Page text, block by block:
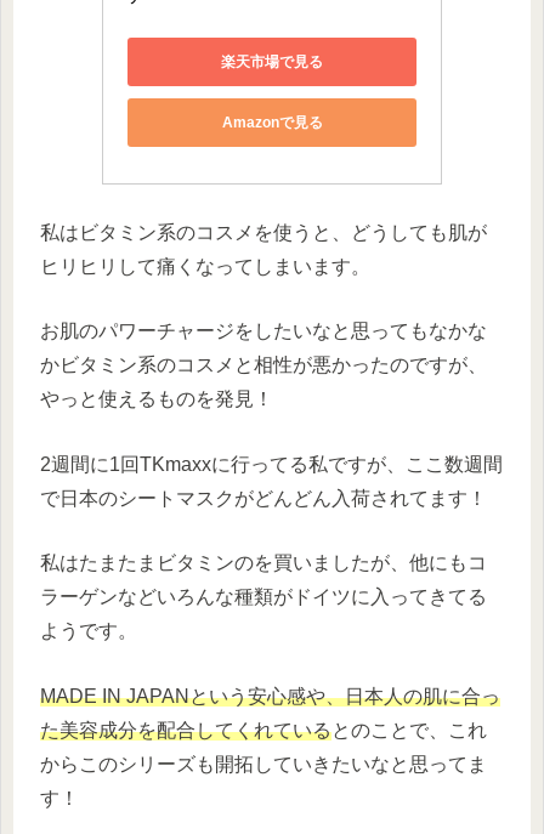
楽天市場で見る
Amazonで見る
私はビタミン系のコスメを使うと、どうしても肌が
ヒリヒリして痛くなってしまいます。
お肌のパワーチャージをしたいなと思ってもなかな
かビタミン系のコスメと相性が悪かったのですが、
やっと使えるものを発見！
2週間に1回TKmaxxに行ってる私ですが、ここ数週間
で日本のシートマスクがどんどん入荷されてます！
私はたまたまビタミンのを買いましたが、他にもコ
ラーゲンなどいろんな種類がドイツに入ってきてる
ようです。
MADE IN JAPANという安心感や、日本人の肌に合っ
た美容成分を配合してくれているとのことで、これ
からこのシリーズも開拓していきたいなと思ってま
す！